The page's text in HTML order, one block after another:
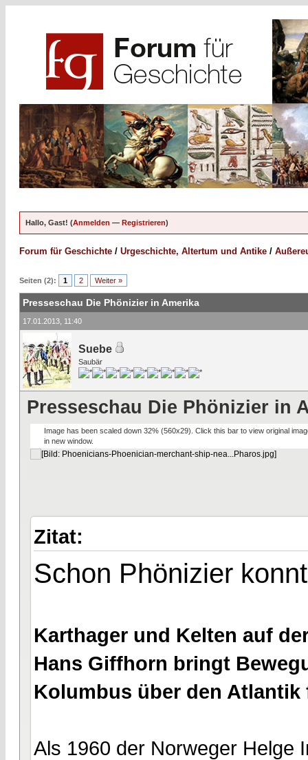
Hallo, Gast! (Anmelden — Registrieren)
Forum für Geschichte / Urgeschichte, Altertum und Antike /
Seiten (2): 1 2 Weiter »
Presseschau Die Phönizier in Amerika
17.01.2013, 11:40
Suebe
Saubär
Presseschau Die Phönizier in
Image has been scaled down 32% (560x29). Click this bar to view original
in new window.
Zitat:
Schon Phönizier
Karthager und Kelten auf
Hans Giffhorn bringt
Kolumbus über den Atlantik
Als 1960 der Norweger Helge